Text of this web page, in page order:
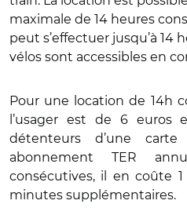
maximale de 14 heures
peut s’effectuer jusqu’à 14
vélos sont accessibles en
Pour une location de 14h
l’usager est de 6
détenteurs d’une
abonnement TER
consécutives, il en coûte
minutes supplémentaires.